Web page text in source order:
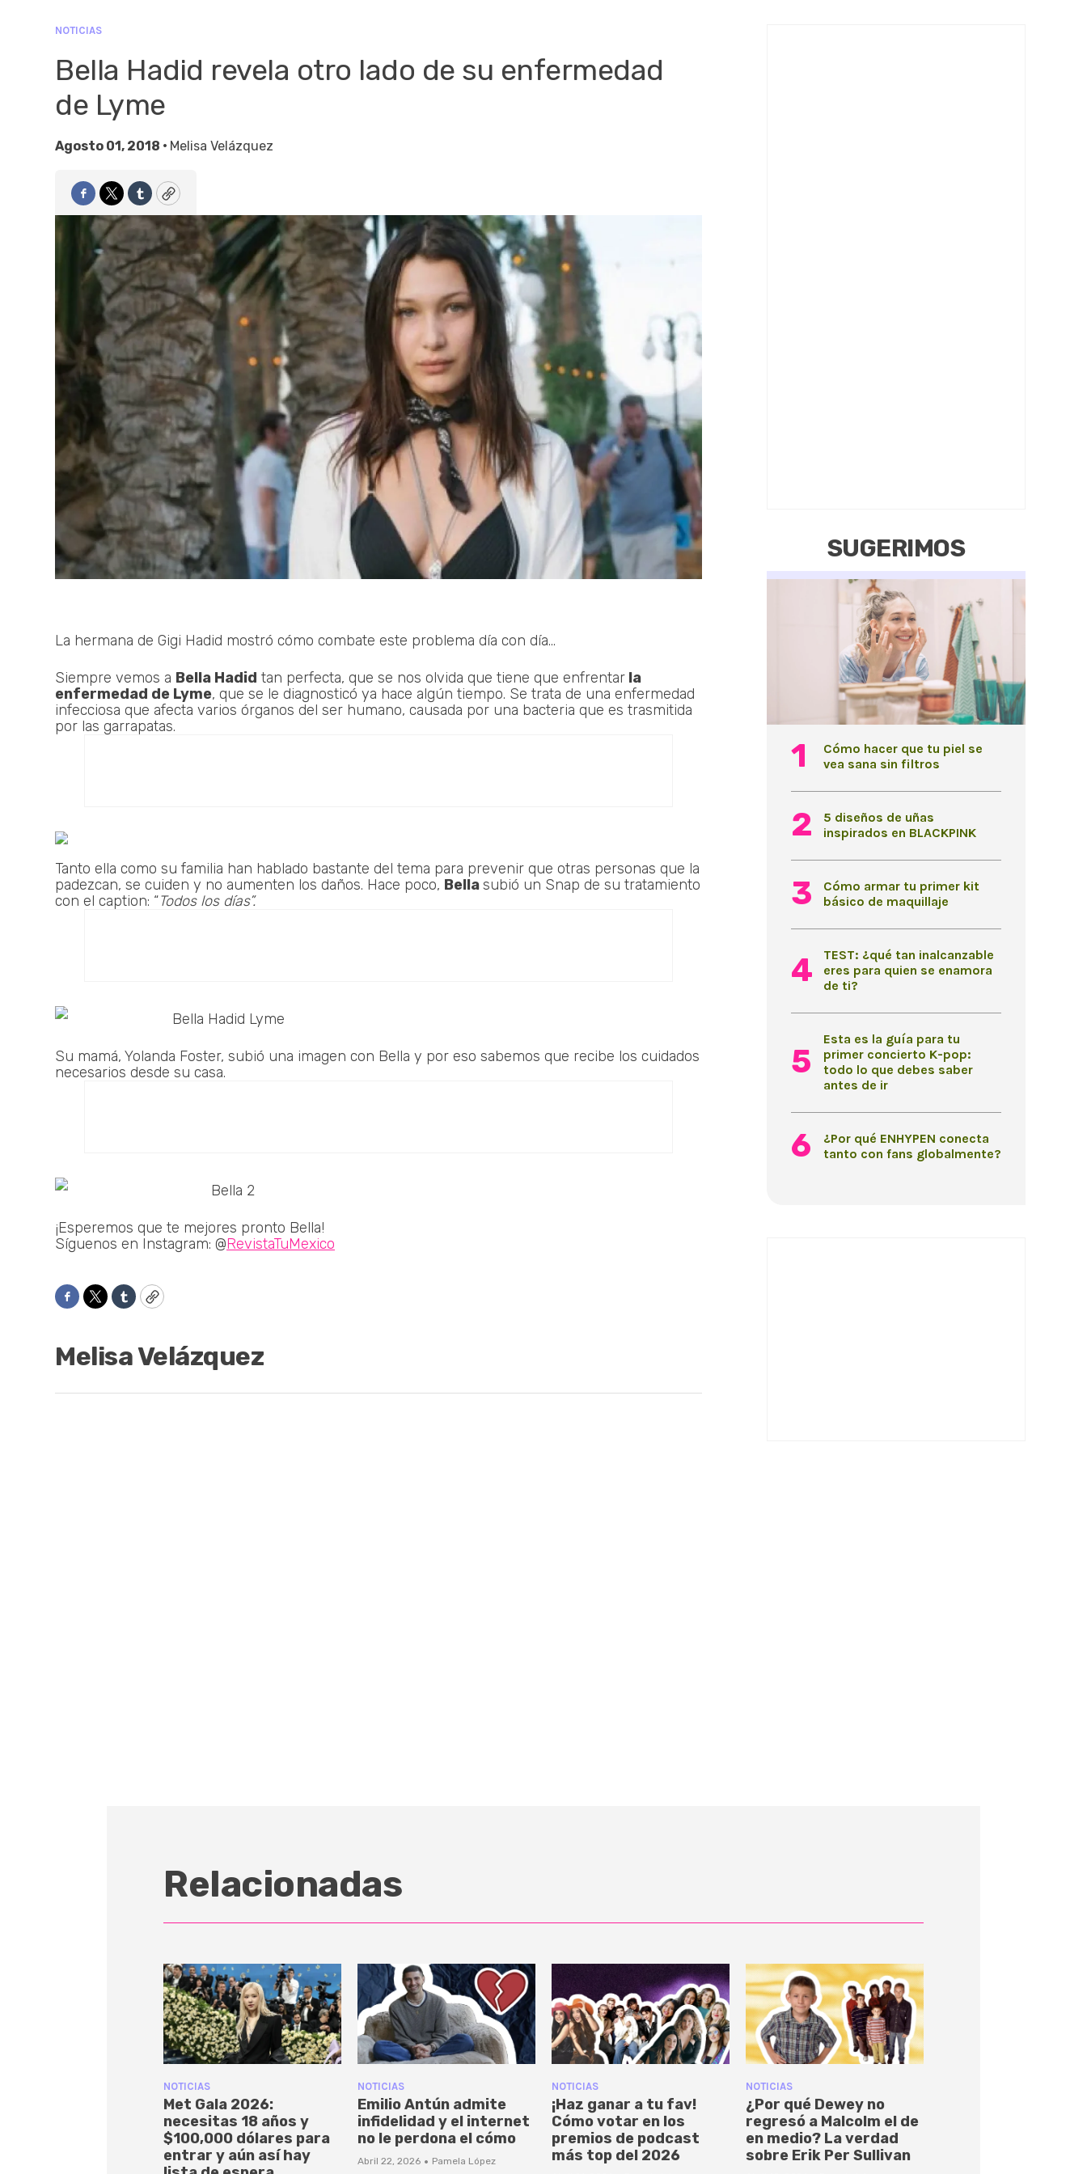
NOTICIAS
Bella Hadid revela otro lado de su enfermedad
de Lyme
Agosto 01, 2018 • Melisa Velázquez
Facebook
TwitterTumblrCopy
La hermana de Gigi Hadid mostró cómo combate este problema día con día...
Siempre vemos a Bella Hadid tan perfecta, que se nos olvida que tiene que enfrentar la
enfermedad de Lyme, que se le diagnosticó ya hace algún tiempo. Se trata de una enfermedad
infecciosa que afecta varios órganos del ser humano, causada por una bacteria que es trasmitida
por las garrapatas.
Tanto ella como su familia han hablado bastante del tema para prevenir que otras personas que la
padezcan, se cuiden y no aumenten los daños. Hace poco, Bellasubió un Snap de su tratamiento
con el caption: “Todos los días”.
Su mamá, Yolanda Foster, subió una imagen con Bella y por eso sabemos que recibe los cuidados
necesarios desde su casa.
¡Esperemos que te mejores pronto Bella!
Síguenos en Instagram: @RevistaTuMexico
Facebook
TwitterTumblrCopy
Melisa Velázquez
SUGERIMOS
Cómo hacer que tu piel se
vea sana sin filtros
5 diseños de uñas
inspirados en BLACKPINK
Cómo armar tu primer kit
básico de maquillaje
TEST: ¿qué tan inalcanzable
eres para quien se enamora
de ti?
Esta es la guía para tu
primer concierto K-pop:
todo lo que debes saber
antes de ir
¿Por qué ENHYPEN conecta
tanto con fans globalmente?
Relacionadas
NOTICIAS
Met Gala 2026:
necesitas 18 años y
$100,000 dólares para
entrar y aún así hay
NOTICIAS
Emilio Antún admite
infidelidad y el internet
no le perdona el cómo
Abril 22, 2026 · Pamela López
NOTICIAS
¡Haz ganar a tu fav!
Cómo votar en los
premios de podcast
más top del 2026
NOTICIAS
¿Por qué Dewey no
regresó a Malcolm el de
en medio? La verdad
sobre Erik Per Sullivan